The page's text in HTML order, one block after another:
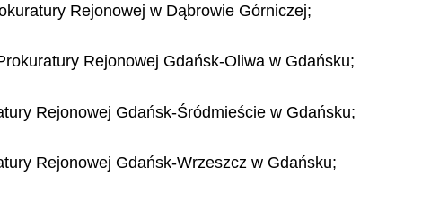
Rejonowej w Dąbrowie Górniczej;
Rejonowej Gdańsk-Oliwa w Gdańsku;
Rejonowej Gdańsk-Śródmieście w Gdańsku;
Rejonowej Gdańsk-Wrzeszcz w Gdańsku;